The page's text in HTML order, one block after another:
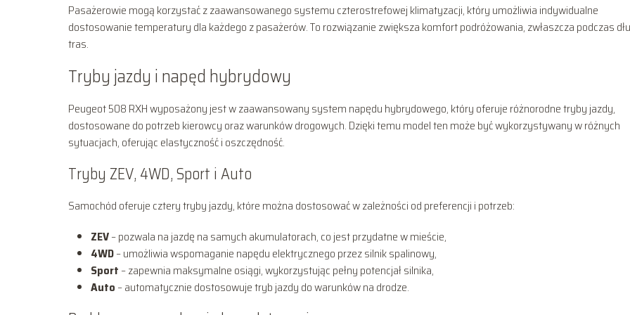
Pasażerowie mogą korzystać z zaawansowanego systemu czterostrefowej klimatyzacji, który umożliwia indywidualne
dostosowanie temperatury dla każdego z pasażerów. To rozwiązanie zwiększa komfort podróżowania, zwłaszcza podczas
tras.
Tryby jazdy i napęd hybrydowy
Peugeot 508 RXH wyposażony jest w zaawansowany system napędu hybrydowego, który oferuje różnorodne tryby jazdy,
dostosowane do potrzeb kierowcy oraz warunków drogowych. Dzięki temu model ten może być wykorzystywany w różnych
sytuacjach, oferując elastyczność i oszczędność.
Tryby ZEV, 4WD, Sport i Auto
Samochód oferuje cztery tryby jazdy, które można dostosować w zależności od preferencji i potrzeb:
ZEV– pozwala na jazdę na samych akumulatorach, co jest przydatne w mieście,
4WD– umożliwia wspomaganie napędu elektrycznego przez silnik spalinowy,
Sport – zapewnia maksymalne osiągi, wykorzystując pełny potencjał silnika,
Auto – automatycznie dostosowuje tryb jazdy do warunków na drodze.